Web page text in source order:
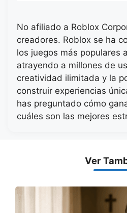
No afiliado a Roblox
creadores. Roblox se ha
los juegos más populares
atrayendo a millones de
creatividad ilimitada y la
construir experiencias
has preguntado cómo
cuáles son las mejores
Ver